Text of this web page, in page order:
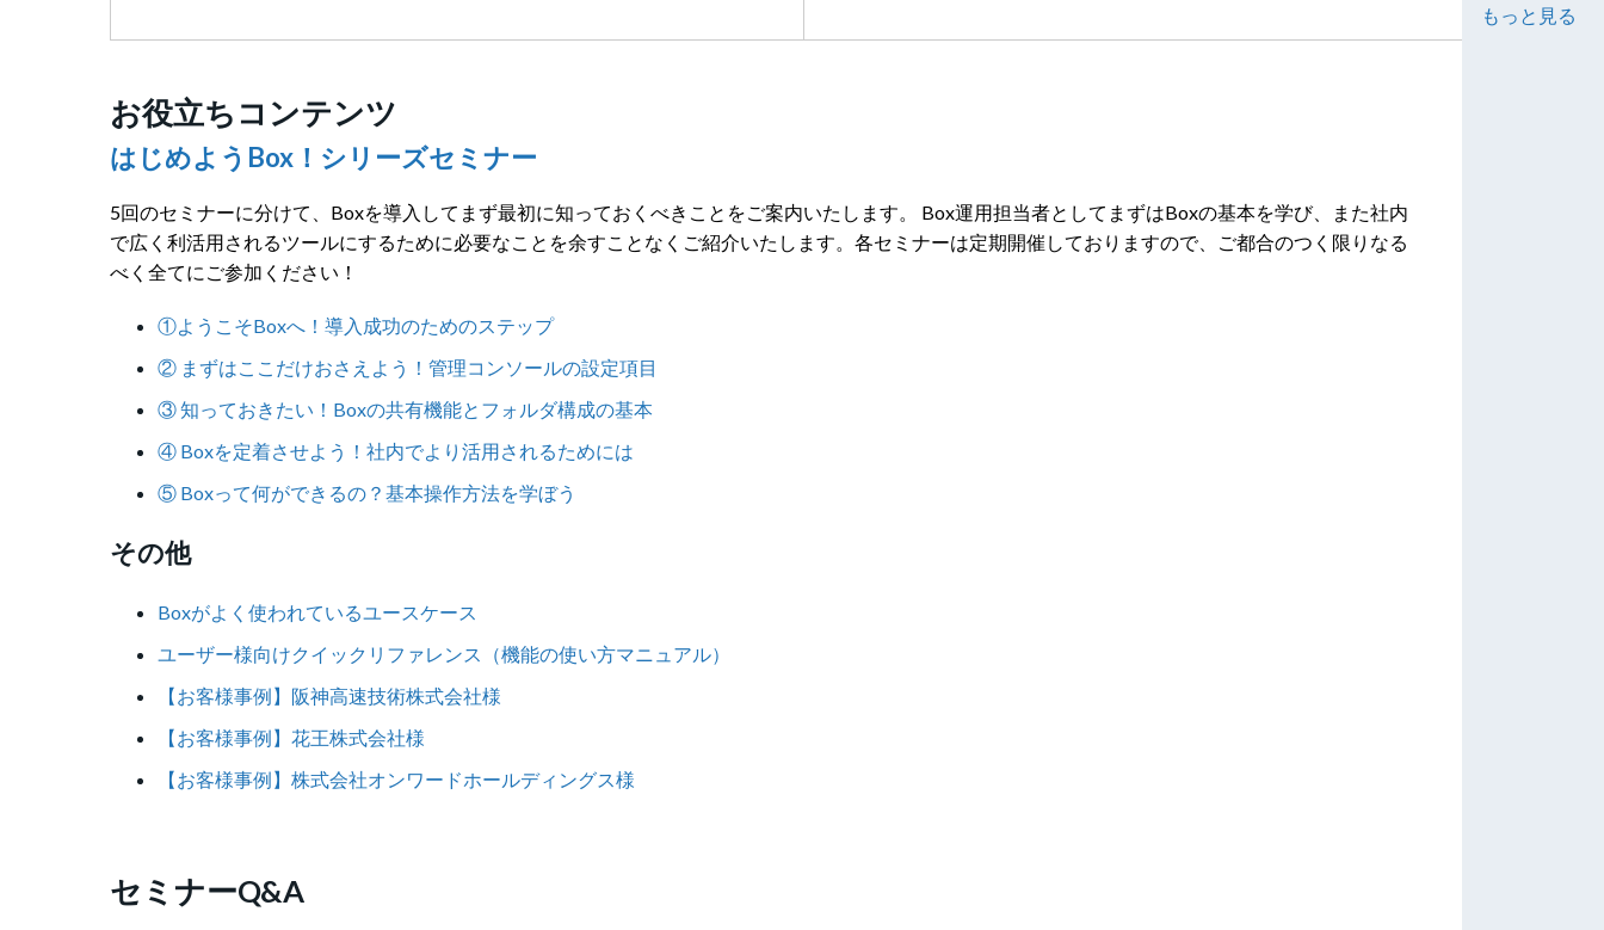
お役立ちコンテンツ
はじめようBox！シリーズセミナー
5回のセミナーに分けて、Boxを導入してまず最初に知っておくべきことをご案内いたします。 Box運用担当者としてまずはBoxの基本を学び、また社内
で広く利活用されるツールにするために必要なことを余すことなくご紹介いたします。 各セミナーは定期開催しておりますので、ご都合のつく限りなる
べく全てにご参加ください！
①ようこそBoxへ！導入成功のためのステップ
② まずはここだけおさえよう！管理コンソールの設定項目
③ 知っておきたい！Boxの共有機能とフォルダ構成の基本
④ Boxを定着させよう！社内でより活用されるためには
⑤ Boxって何ができるの？基本操作方法を学ぼう
その他
Boxがよく使われているユースケース
ユーザー様向けクイックリファレンス（機能の使い方マニュアル）
【お客様事例】阪神高速技術株式会社様
【お客様事例】花王株式会社様
【お客様事例】株式会社オンワードホールディングス様
セミナーQ&A
もっと見る